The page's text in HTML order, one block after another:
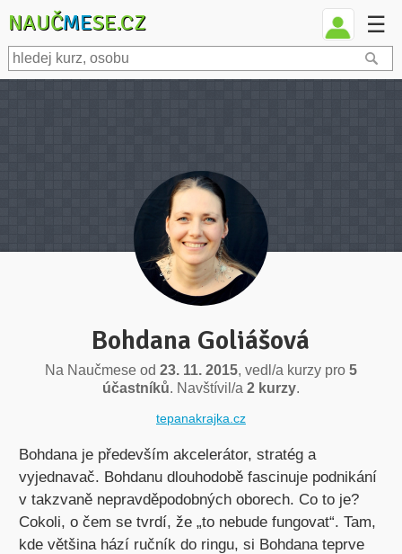
NAUČMESE.CZ ☰
Bohdana Goliášová
Na Naučmese od 23. 11. 2015, vedl/a kurzy pro 5
účastníků. Navštívil/a 2 kurzy.
tepanakrajka.cz
Bohdana je především akcelerátor, stratég a
vyjednavač. Bohdanu dlouhodobě fascinuje podnikání
v takzvaně nepravděpodobných oborech. Co to je?
Cokoli, o čem se tvrdí, že „to nebude fungovat“. Tam,
kde většina hází ručník do ringu, si Bohdana teprve